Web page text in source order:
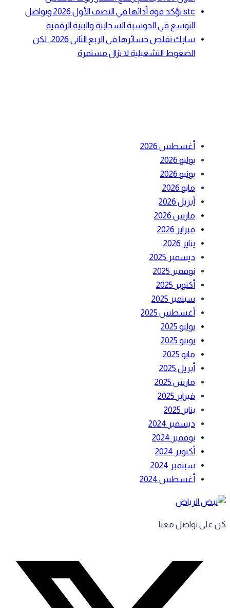
stc تؤكد قوة أدائها في النصف الأول 2026 وتواصل
التوسع في الحوسبة السحابية والبنية الرقمية
سابك تقلص خسائرها في الربع الثاني 2026.. لكن
الضغوط التشغيلية لا تزال مستمرة
أغسطس 2026
يوليو 2026
يونيو 2026
مايو 2026
أبريل 2026
مارس 2026
فبراير 2026
يناير 2026
ديسمبر 2025
نوفمبر 2025
أكتوبر 2025
سبتمبر 2025
أغسطس 2025
يوليو 2025
يونيو 2025
مايو 2025
أبريل 2025
مارس 2025
فبراير 2025
يناير 2025
ديسمبر 2024
نوفمبر 2024
أكتوبر 2024
سبتمبر 2024
أغسطس 2024
على تواصل معنا